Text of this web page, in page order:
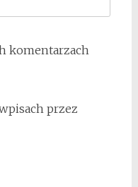
komentarzach
przez